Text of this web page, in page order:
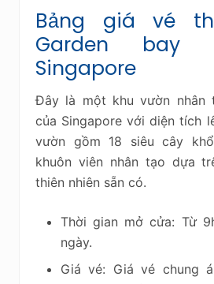
Bảng giá vé
Garden bay
Singapore
Đây là một khu vườn nhân
của Singapore với diện tích
vườn gồm 18 siêu cây
khuôn viên nhân tạo dựa
thiên nhiên sẵn có.
Thời gian mở cửa: Từ
ngày.
Giá vé: Giá vé chung